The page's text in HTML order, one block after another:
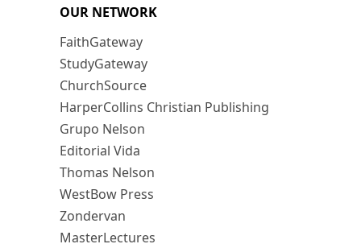
OUR NETWORK
FaithGateway
StudyGateway
ChurchSource
HarperCollins Christian Publishing
Grupo Nelson
Editorial Vida
Thomas Nelson
WestBow Press
Zondervan
MasterLectures